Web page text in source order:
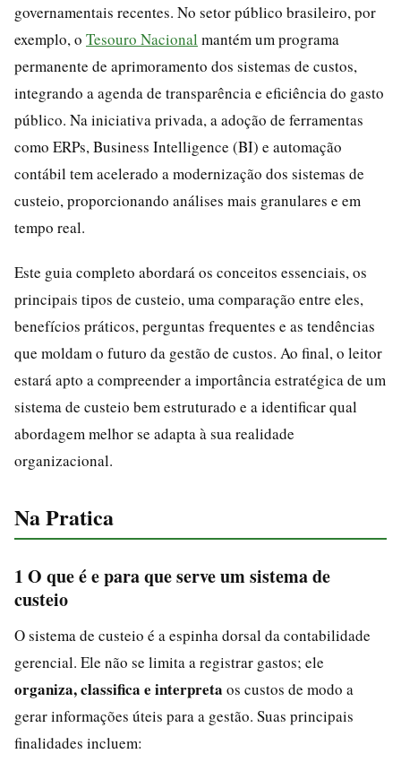
governamentais recentes. No setor público brasileiro, por
exemplo, o Tesouro Nacional mantém um programa
permanente de aprimoramento dos sistemas de custos,
integrando a agenda de transparência e eficiência do gasto
público. Na iniciativa privada, a adoção de ferramentas
como ERPs, Business Intelligence (BI) e automação
contábil tem acelerado a modernização dos sistemas de
custeio, proporcionando análises mais granulares e em
tempo real.
Este guia completo abordará os conceitos essenciais, os
principais tipos de custeio, uma comparação entre eles,
benefícios práticos, perguntas frequentes e as tendências
que moldam o futuro da gestão de custos. Ao final, o leitor
estará apto a compreender a importância estratégica de um
sistema de custeio bem estruturado e a identificar qual
abordagem melhor se adapta à sua realidade
organizacional.
Na Pratica
1 O que é e para que serve um sistema de
custeio
O sistema de custeio é a espinha dorsal da contabilidade
gerencial. Ele não se limita a registrar gastos; ele
organiza, classifica e interpreta os custos de modo a
gerar informações úteis para a gestão. Suas principais
finalidades incluem: